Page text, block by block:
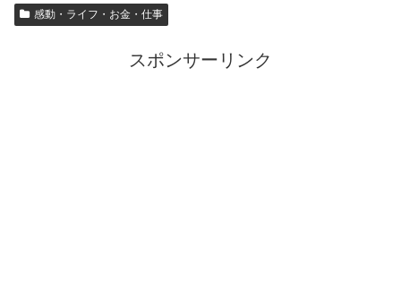
感動・ライフ・お金・仕事
スポンサーリンク